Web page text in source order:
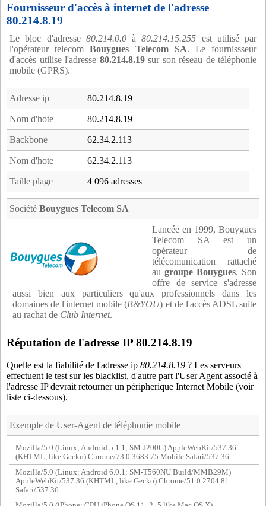
Fournisseur d'accès à internet de l'adresse
80.214.8.19
Le bloc d'adresse 80.214.0.0à80.214.15.255 est utilisé par
l'opérateur telecomBouygues Telecom SA. Le fournissseur
d'accès utilise l'adresse 80.214.8.19sur son réseau de téléphonie
mobile (GPRS).
Adresse ip 80.214.8.19
Nom d'hote 80.214.8.19
Backbone 62.34.2.113
Nom d'hote 62.34.2.113
Taille plage 4 096 adresses
Société Bouygues Telecom SA
Lancée en 1999, Bouygues
Telecom SA est un
opérateur de
télécomunication rattaché
au groupe Bouygues. Son
offre de service s'adresse
aussi bien aux particuliers qu'aux professionnels dans les
domaines de l'internet mobile (B&YOU) et de l'accès ADSL suite
au rachat de Club Internet.
Réputation de l'adresse IP 80.214.8.19
Quelle est la fiabilité de l'adresse ip 80.214.8.19 ? Les serveurs
effectuent le test sur les blacklist, d'autre part l'User Agent associé à
l'adresse IP devrait retourner un péripherique Internet Mobile (voir
liste ci-dessous).
Exemple de User-Agent de téléphonie mobile
Mozilla/5.0 (Linux; Android 5.1.1; SM-J200G) AppleWebKit/537.36
(KHTML, like Gecko) Chrome/73.0.3683.75 Mobile Safari/537.36
Mozilla/5.0 (Linux; Android 6.0.1; SM-T560NU Build/MMB29M)
AppleWebKit/537.36 (KHTML, like Gecko) Chrome/51.0.2704.81
Safari/537.36